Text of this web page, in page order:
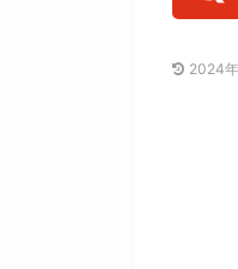
2024